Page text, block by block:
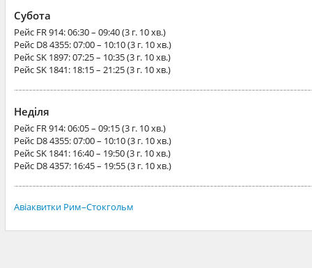
Субота
Рейс FR 914: 06:30 – 09:40 (3 г. 10 хв.)
Рейс D8 4355: 07:00 – 10:10 (3 г. 10 хв.)
РейсSK 1897: 07:25 – 10:35 (3 г. 10 хв.)
РейсSK 1841: 18:15 – 21:25 (3 г. 10 хв.)
Неділя
Рейс FR 914: 06:05 – 09:15 (3 г. 10 хв.)
Рейс D8 4355: 07:00 – 10:10 (3 г. 10 хв.)
РейсSK 1841: 16:40 – 19:50 (3 г. 10 хв.)
Рейс D8 4357: 16:45 – 19:55 (3 г. 10 хв.)
Авіаквитки Рим–Стокгольм